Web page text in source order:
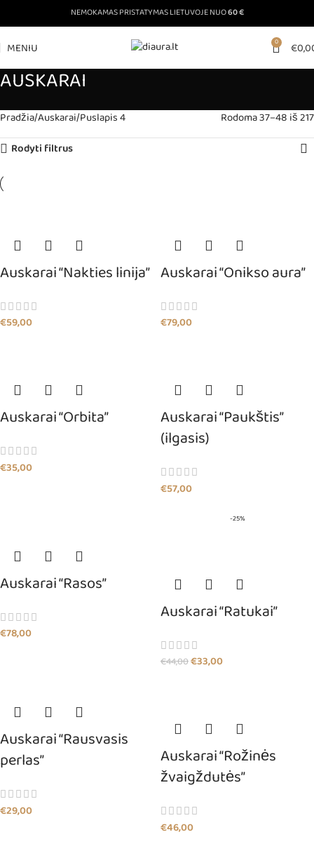
NEMOKAMAS PRISTATYMAS LIETUVOJE NUO60 €
MENIU 0 €
AUSKARAI
Pradžia Auskarai Puslapis 4
Rodoma 37–48 iš 217
Rodyti filtrus
Auskarai “Nakties linija”
€59,00
Auskarai “Onikso aura”
€79,00
Auskarai “Orbita”
€35,00
Auskarai “Paukštis”
(ilgasis)
€57,00
Auskarai “Rasos”
€78,00
-25%
Auskarai “Ratukai”
€44,00€33,00
Auskarai “Rausvasis
perlas”
€29,00
Auskarai “Rožinės
žvaigždutės”
€46,00